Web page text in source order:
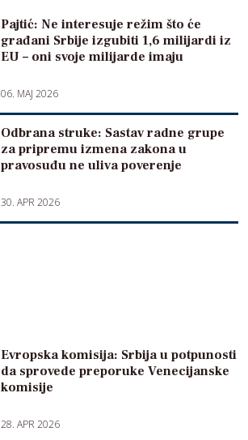
Pajtić: Ne interesuje režim što će
građani Srbije izgubiti 1,6 milijardi iz
EU – oni svoje milijarde imaju
06. MAJ 2026
Odbrana struke: Sastav radne grupe
za pripremu izmena zakona u
pravosuđu ne uliva poverenje
30. APR 2026
Evropska komisija: Srbija u potpunosti
da sprovede preporuke Venecijanske
komisije
28. APR 2026